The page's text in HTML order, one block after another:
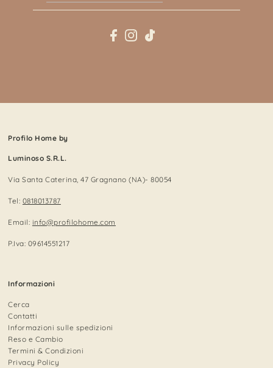
Profilo Home by
Luminoso S.R.L.
Via Santa Caterina, 47 Gragnano (NA)- 80054
Tel: 0818013787
Email: info@profilohome.com
P.Iva: 09614551217
Informazioni
Cerca
Contatti
Informazioni sulle spedizioni
Reso e Cambio
Termini & Condizioni
Privacy Policy